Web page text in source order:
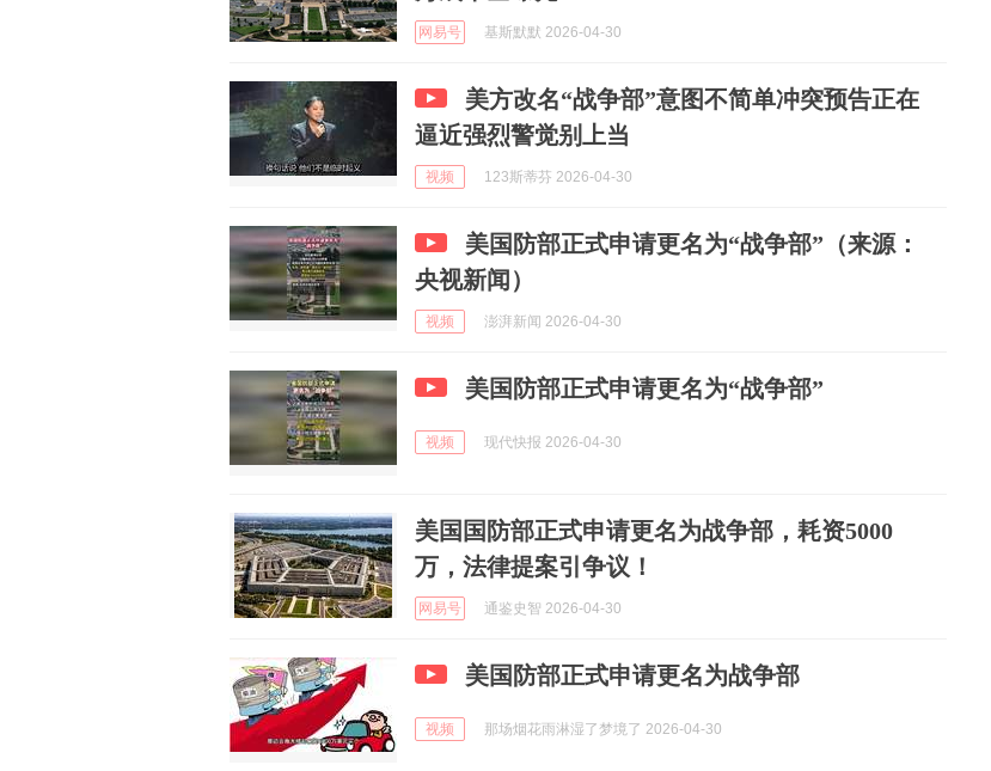
网易号 基斯默默 2026-04-30
美方改名“战争部”意图不简单冲突预告正在
逼近强烈警觉别上当
视频 123斯蒂芬 2026-04-30
美国防部正式申请更名为“战争部”（来源：
央视新闻）
视频 澎湃新闻 2026-04-30
美国防部正式申请更名为“战争部”
视频 现代快报 2026-04-30
美国国防部正式申请更名为战争部，耗资5000
万，法律提案引争议！
网易号 通鉴史智 2026-04-30
美国防部正式申请更名为战争部
视频 那场烟花雨淋湿了梦境了 2026-04-30